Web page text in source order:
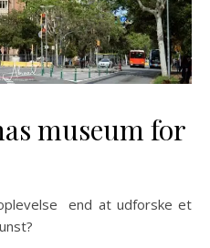
museum for
end at udforske et